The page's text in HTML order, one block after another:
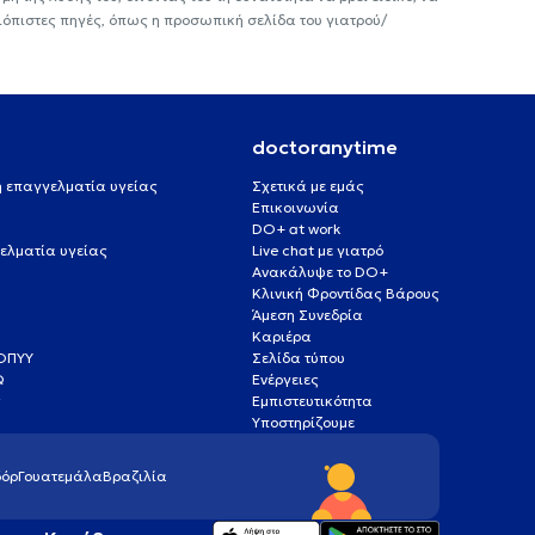
πηγές, όπως η προσωπική σελίδα του γιατρού/
επαγγελματία υγείας
υγείας
doctoranytime
Σχετικά με εμάς
Επικοινωνία
DO+ at work
Live chat με γιατρό
Ανακάλυψε το DO+
Κλινική Φροντίδας Βάρους
Άμεση Συνεδρία
Καριέρα
Σελίδα τύπου
Ενέργειες
Εμπιστευτικότητα
Υποστηρίζουμε
ΓουατεμάλαΒραζιλία